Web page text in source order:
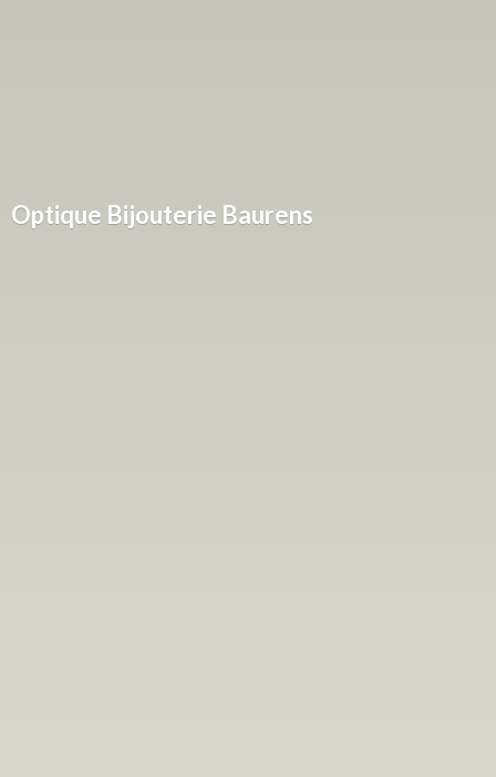
Optique Bijouterie Baurens